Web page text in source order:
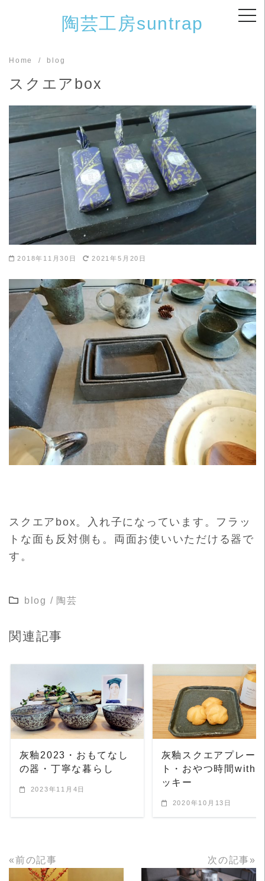
陶芸工房suntrap
Home blog
スクエアbox
2018年11月30日 2021年5月20日
スクエアbox。入れ子になっています。フラッ
トな面も反対側も。両面お使いいただける器で
す。
blog / 陶芸
関連記事
READ MORE
灰釉2023・おもてなし
の器・丁寧な暮らし
2023年11月4日
READ MORE
灰釉スクエアプレー
ト・おやつ時間with
ッキー
2020年10月13日
«前の記事 次の記事»